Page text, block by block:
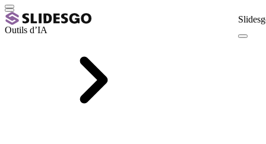
Outils d’IA